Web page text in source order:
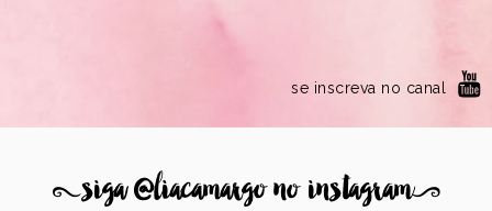
se inscreva no canal
8siga @liacamargo no instagram9